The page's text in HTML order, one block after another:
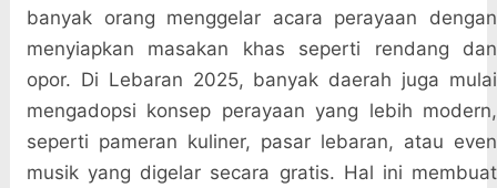
banyak orang menggelar acara perayaan dengan
menyiapkan masakan khas seperti rendang dan
opor. Di Lebaran 2025, banyak daerah juga mulai
mengadopsi konsep perayaan yang lebih modern,
seperti pameran kuliner, pasar lebaran, atau even
musik yang digelar secara gratis. Hal ini membuat